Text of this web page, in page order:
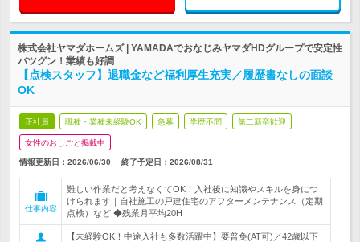
株式会社ヤマダホームズ | YAMADAでおなじみヤマダHDグループで安定性
バツグン！業績も好調
【点検スタッフ】退職金など福利厚生充実／履歴書なしの面談
OK
正社員 職種・業種未経験OK 急募 学歴不問 第二新卒歓迎
女性のおしごと掲載中
情報更新日：2026/06/30 終了予定日： 2026/08/31
仕事内容
難しい作業だと考えなくてOK！入社後に知識やスキルを身につ
けられます｜自社施工の戸建住宅のアフターメンテナンス（定期
点検）など ◆残業月平均20H
【未経験OK！中途入社も多数活躍中】要普免(AT可)／42歳以下